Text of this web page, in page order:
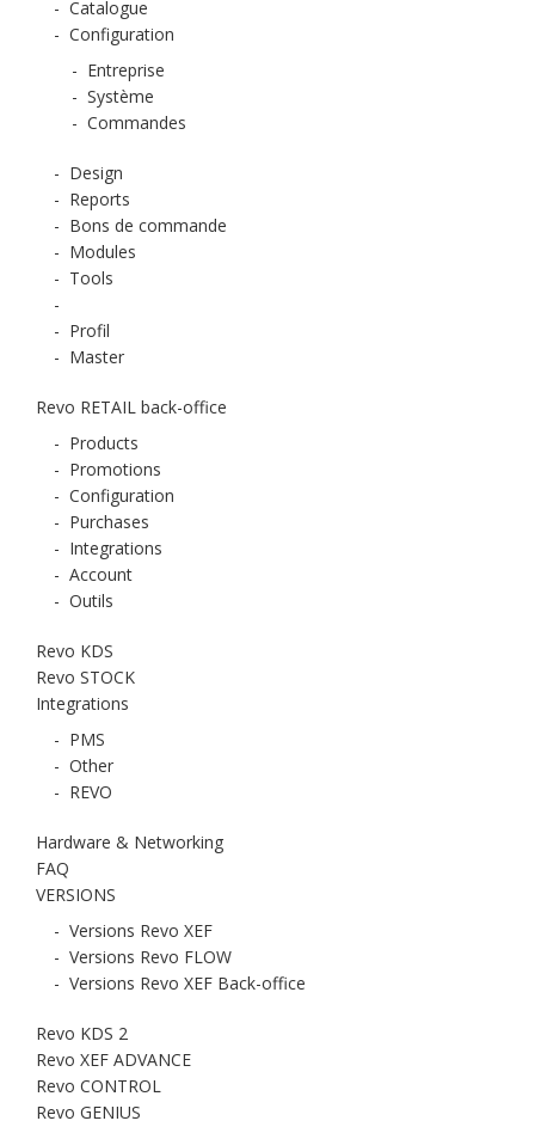
- Catalogue
- Configuration
- Entreprise
- Système
- Commandes
- Design
- Reports
- Bons de commande
- Modules
- Tools
-
- Profil
- Master
Revo RETAIL back-office
- Products
- Promotions
- Configuration
- Purchases
- Integrations
- Account
- Outils
Revo KDS
Revo STOCK
Integrations
- PMS
- Other
- REVO
Hardware & Networking
FAQ
VERSIONS
- Versions Revo XEF
- Versions Revo FLOW
- Versions Revo XEF Back-office
Revo KDS 2
Revo XEF ADVANCE
Revo CONTROL
Revo GENIUS